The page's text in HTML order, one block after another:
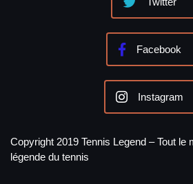
Facebook
Instagram
Copyright 2019 Tennis Legend – Tout le
légende du tennis